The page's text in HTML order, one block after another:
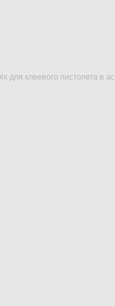
для клеевого пистолета в